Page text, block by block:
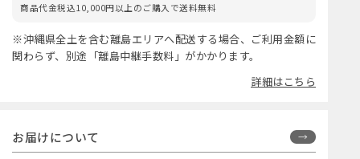
商品代金税込10,000円以上のご購入で送料無料
※沖縄県全土を含む離島エリアへ配送する場合、ご利用金額に
関わらず、別途「離島中継手数料」がかかります。
詳細はこちら
お届けについて